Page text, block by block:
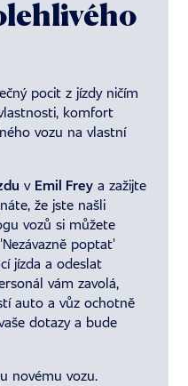
pocit z jízdy ničím
komfort
vozu na vlastní
v Emil Frey a zažijte
že jste našli
vozů si můžete
poptat'
jízda a odeslat
vám zavolá,
auto a vůz ochotně
dotazy a bude
novému vozu.